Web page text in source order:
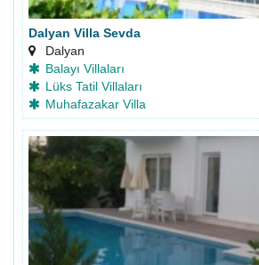
Dalyan Villa Sevda
Dalyan
Balayı Villaları
Lüks Tatil Villaları
Muhafazakar Villa